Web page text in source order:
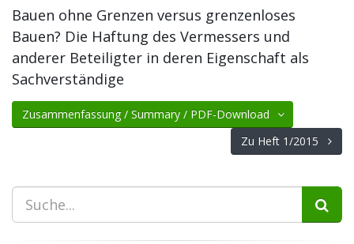
Bauen ohne Grenzen versus grenzenloses
Bauen? Die Haftung des Vermessers und
anderer Beteiligter in deren Eigenschaft als
Sachverständige
Zusammenfassung / Summary / PDF-Download
Zu Heft 1/2015